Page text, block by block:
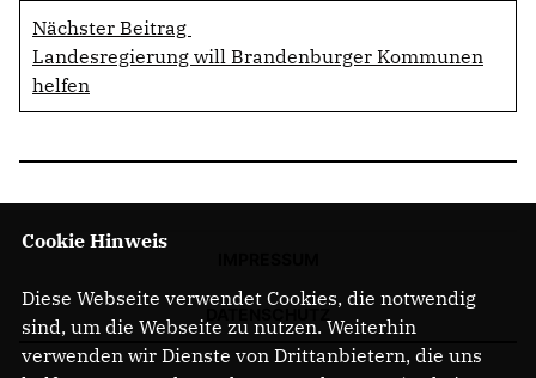
Nächster Beitrag
Landesregierung will Brandenburger Kommunen
helfen
Cookie Hinweis
Diese Webseite verwendet Cookies, die notwendig
sind, um die Webseite zu nutzen. Weiterhin
verwenden wir Dienste von Drittanbietern, die uns